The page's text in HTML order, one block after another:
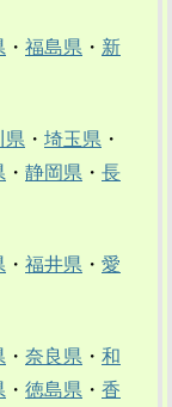
・ 福島県 ・ 新
県 ・ 埼玉県 ・
・ 静岡県 ・ 長
・ 福井県 ・ 愛
・ 奈良県 ・ 和
・ 徳島県 ・ 香